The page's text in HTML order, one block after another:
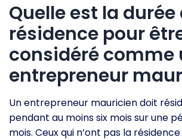
Quelle est la durée
résidence pour
considéré comme
entrepreneur
Un entrepreneur mauricien doit
pendant au moins six mois sur une
mois. Ceux qui n’ont pas la